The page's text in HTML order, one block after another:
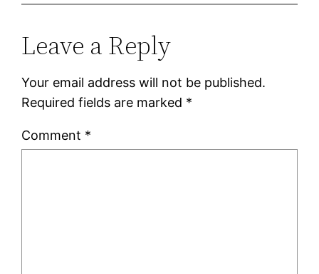
Leave a Reply
Your email address will not be published.
Required fields are marked *
Comment *